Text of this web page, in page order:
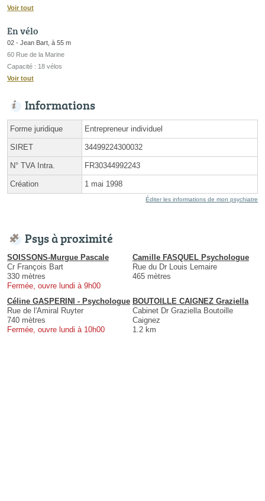
Voir tout
En vélo
02 - Jean Bart, à 55 m
60 Rue de la Marine
Capacité : 18 vélos
Voir tout
Informations
Forme juridique Entrepreneur individuel
SIRET 34499224300032
N° TVA Intra. FR30344992243
Création 1 mai 1998
Éditer les informations de mon psychiatre
Psys à proximité
SOISSONS-Murgue Pascale
Cr François Bart
330 mètres
Fermée, ouvre lundi à 9h00
Camille FASQUEL Psychologue
Rue du Dr Louis Lemaire
465 mètres
Céline GASPERINI - Psychologue
Rue de l'Amiral Ruyter
740 mètres
Fermée, ouvre lundi à 10h00
BOUTOILLE CAIGNEZ Graziella
Cabinet Dr Graziella Boutoille
Caignez
1.2 km